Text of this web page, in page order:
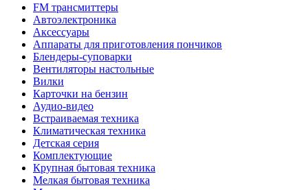
FM трансмиттеры
Автоэлектроника
Аксессуары
Аппараты для приготовления пончиков
Блендеры-суповарки
Вентиляторы настольные
Вилки
Карточки на бензин
Аудио-видео
Встраиваемая техника
Климатическая техника
Детская серия
Комплектующие
Крупная бытовая техника
Мелкая бытовая техника